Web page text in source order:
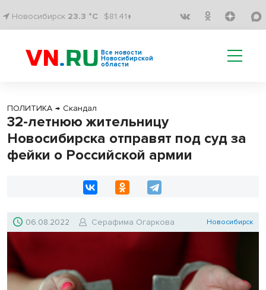
Новосибирск 23.3 °C $81.41↑
Все новости
Новосибирской
области
ПОЛИТИКА → Скандал
32-летнюю жительницу
Новосибирска отправят под суд за
фейки о Российской армии
06.08.2022 Серафима Огаркова Новосибирск